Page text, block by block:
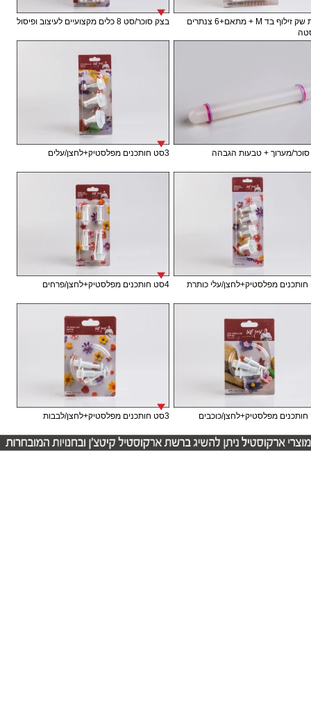
ערכת שק זילוף בד M + מתאם+6 צנתרים
בצק סוכר/סט 8 כלים מקצועיים לעיצוב ופיסול
מערוך + טבעות הגבהה 3סט חותכנים מפלסטיק+לחצן/עלים
4סט חותכנים מפלסטיק+לחצן/פרחים
3סט חותכנים מפלסטיק+לחצן/לבבות